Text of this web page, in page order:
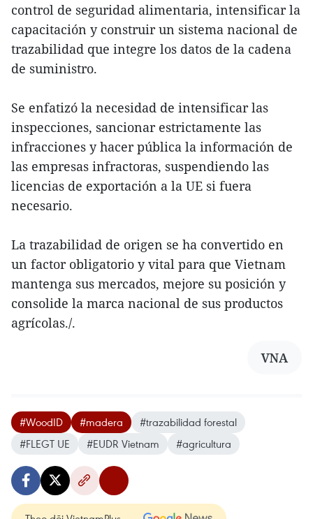
control de seguridad alimentaria, intensificar la
capacitación y construir un sistema nacional de
trazabilidad que integre los datos de la cadena
de suministro.
Se enfatizó la necesidad de intensificar las
inspecciones, sancionar estrictamente las
infracciones y hacer pública la información de
las empresas infractoras, suspendiendo las
licencias de exportación a la UE si fuera
necesario.
La trazabilidad de origen se ha convertido en
un factor obligatorio y vital para que Vietnam
mantenga sus mercados, mejore su posición y
consolide la marca nacional de sus productos
agrícolas./.
VNA
#WoodID #madera
#trazabilidad forestal
#FLEGT UE
#EUDR Vietnam #agricultura